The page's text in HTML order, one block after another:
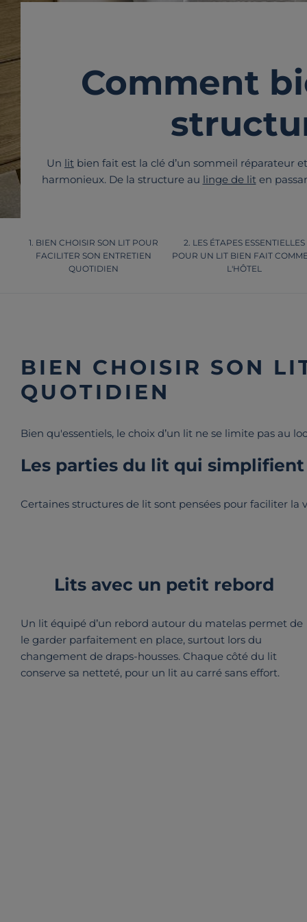
Comment
Un lit bien fait est la clé d’un sommeil réparateur
harmonieux. De la structure au linge de liten
BIEN CHOISIR SON LIT POUR
FACILITER SON ENTRETIEN
QUOTIDIEN
LES ÉTAPES ESSENTIELLES
POUR UN LIT BIEN FAIT
L'HÔTEL
BIEN CHOISIR SON
QUOTIDIEN
Bien qu'essentiels, le choix d’un lit ne se limite pas au
Les parties du lit qui simplifient
Certaines structures de lit sont pensées pour faciliter
Lits avec un petit rebord
Un lit équipé d’un rebord autour du matelas permet de
le garder parfaitement en place, surtout lors du
changement de draps-housses. Chaque côté du lit
conserve sa netteté, pour un lit au carré sans effort.